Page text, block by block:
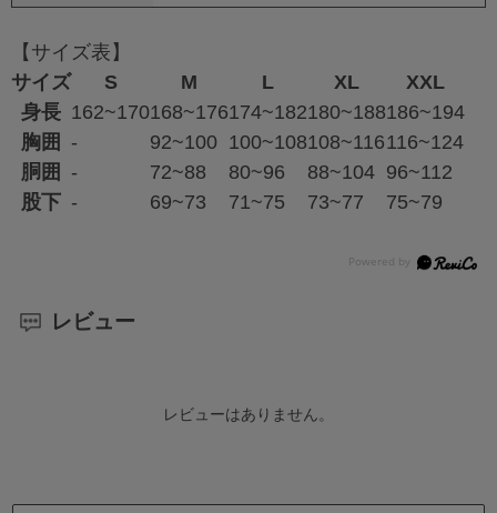
【サイズ表】
サイズ
S M L XL
XXL
身長 162~170168~176174~182180~188186~194
胸囲
- 92~100 100~108108~116 116~124
胴囲
- 72~88 80~96 88~104 96~112
股下 - 69~73 71~75 73~77 75~79
レビュー
レビューはありません。